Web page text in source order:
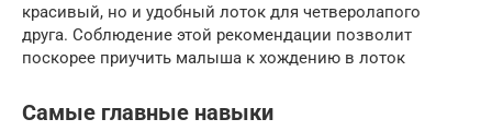
красивый, но и удобный лоток для четверолапого
друга. Соблюдение этой рекомендации позволит
поскорее приучить малыша к хождению в лоток
Самые главные навыки